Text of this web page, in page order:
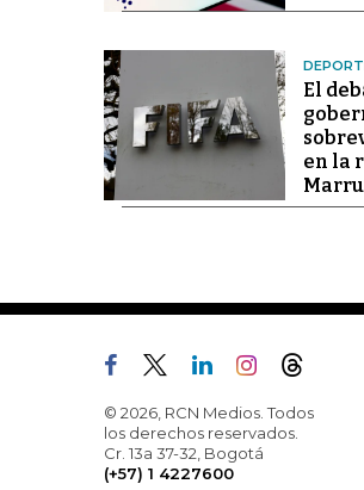
El
en la
© 2026, RCN Medios. Todos
los derechos reservados.
Cr. 13a 37-32, Bogotá
(+57) 1 4227600